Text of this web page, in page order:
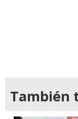
También